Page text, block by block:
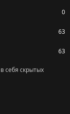
0
63
63
себя скрытых